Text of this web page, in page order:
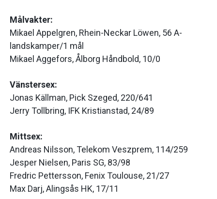
Målvakter:
Mikael Appelgren, Rhein-Neckar Löwen, 56 A-
landskamper/1 mål
Mikael Aggefors, Ålborg Håndbold, 10/0
Vänstersex:
Jonas Källman, Pick Szeged, 220/641
Jerry Tollbring, IFK Kristianstad, 24/89
Mittsex:
Andreas Nilsson, Telekom Veszprem, 114/259
Jesper Nielsen, Paris SG, 83/98
Fredric Pettersson, Fenix Toulouse, 21/27
Max Darj, Alingsås HK, 17/11